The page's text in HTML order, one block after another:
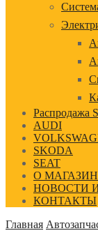
Распродажа
AUDI
SKODA
SEAT
О
НОВОСТИ
КОНТАКТЫ
Главная